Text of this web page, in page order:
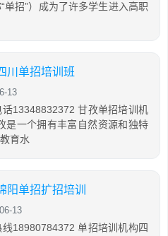
单招”）成为了许多学生进入高职
川单招培训班
13
13348832372 甘孜单招培训机
是一个拥有丰富自然资源和独特
育水
单招扩招培训
13
18980784372 单招培训机构四